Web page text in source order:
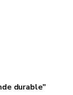
durable"